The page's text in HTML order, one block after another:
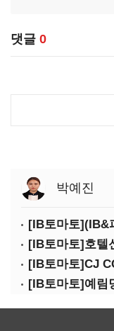
댓글 0
박예진